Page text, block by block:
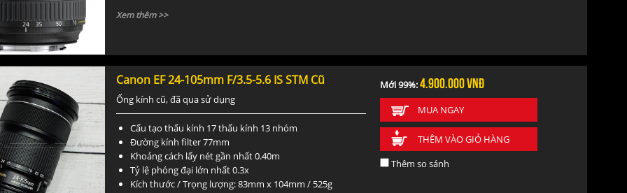
Xem thêm >>
Canon EF 24-105mm F/3.5-5.6 IS STM Cũ
Ống kính cũ, đã qua sử dụng
Cấu tạo thấu kính 17 thấu kính 13 nhóm
Đường kính filter 77mm
Khoảng cách lấy nét gần nhất 0.40m
Tỷ lệ phóng đại lớn nhất 0.3x
Kích thước / Trọng lượng: 83mm x 104mm / 525g
Mới 99%:4.900.000vnđ
MUA NGAY
THÊM VÀO GIỎ HÀNG
Thêm so sánh